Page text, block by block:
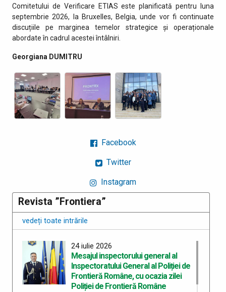
Comitetului de Verificare ETIAS este planificată pentru luna
septembrie 2026, la Bruxelles, Belgia, unde vor fi continuate
discuțiile pe marginea temelor strategice și operaționale
abordate în cadrul acestei întâlniri.
Georgiana DUMITRU
Facebook
Twitter
Instagram
Revista ”Frontiera”
vedeți toate intrările
24 iulie 2026
Mesajul inspectorului general al
Inspectoratului General al Poliției de
Frontieră Române, cu ocazia zilei
Poliției de Frontieră Române